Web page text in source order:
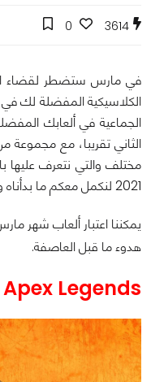
3614
0
في مارس ستضطر لقضاء
الكلاسيكية المفضلة لك
الجماعية في ألعابك
الثاني تقريبا، مع مجموعة
مختلف والتي نتعرف عليها
2021 لنكمل معكم ما بدأناه وما عودناكم عليه.
يمكننا اعتبار ألعاب شهر
هدوء ما قبل العاصفة.
Apex Legends